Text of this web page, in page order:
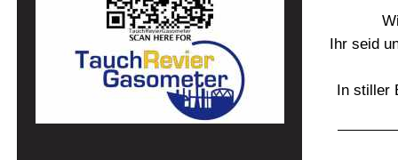
Ihr seid
In stiller